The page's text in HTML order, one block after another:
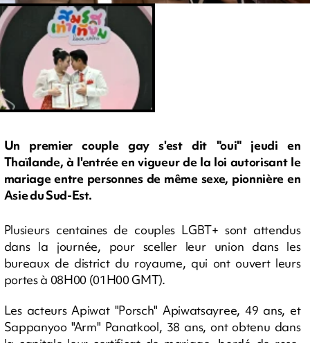
Un premier couple gay s'est dit "oui" jeudi en
Thaïlande, à l'entrée en vigueur de la loi autorisant le
mariage entre personnes de même sexe, pionnière en
Asie du Sud-Est.
Plusieurs centaines de couples LGBT+ sont attendus
dans la journée, pour sceller leur union dans les
bureaux de district du royaume, qui ont ouvert leurs
portes à 08H00 (01H00 GMT).
Les acteurs Apiwat "Porsch" Apiwatsayree, 49 ans, et
Sappanyoo "Arm" Panatkool, 38 ans, ont obtenu dans